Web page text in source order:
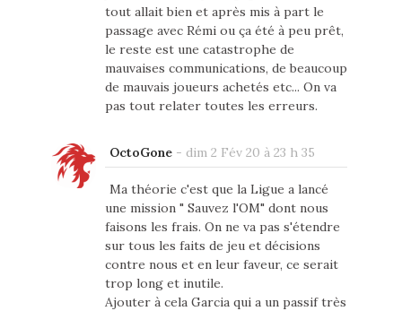
tout allait bien et après mis à part le
passage avec Rémi ou ça été à peu prêt,
le reste est une catastrophe de
mauvaises communications, de beaucoup
de mauvais joueurs achetés etc... On va
pas tout relater toutes les erreurs.
OctoGone- dim 2 Fév 20 à 23 h 35
Ma théorie c'est que la Ligue a lancé
une mission " Sauvez l'OM" dont nous
faisons les frais. On ne va pas s'étendre
sur tous les faits de jeu et décisions
contre nous et en leur faveur, ce serait
trop long et inutile.
Ajouter à cela Garcia qui a un passif très